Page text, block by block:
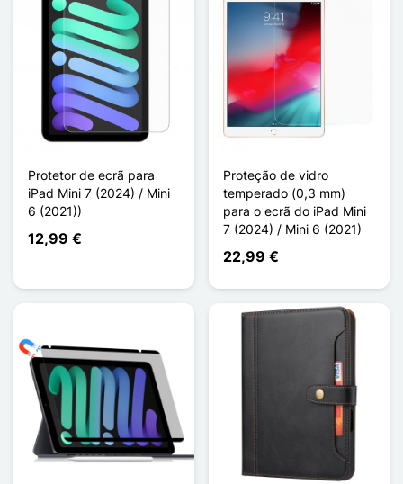
Protetor de ecrã para
iPad Mini 7 (2024) / Mini
6 (2021))
12,99 €
Proteção de vidro
temperado (0,3 mm)
para o ecrã do iPad Mini
7 (2024) / Mini 6 (2021)
22,99 €